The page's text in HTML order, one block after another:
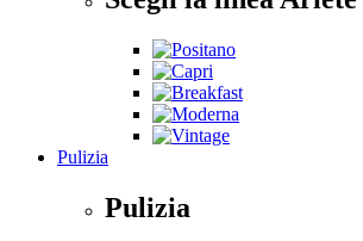
Pulizia
Pulizia